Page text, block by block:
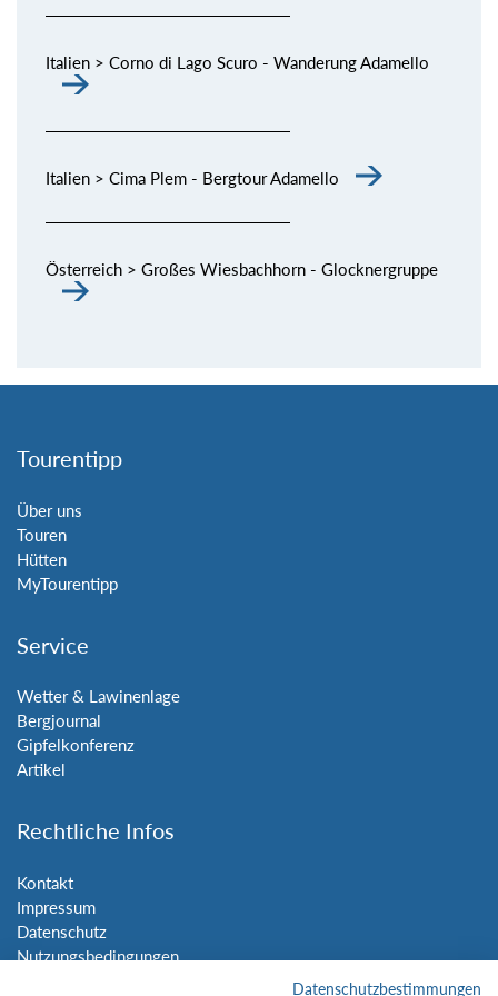
Italien > Corno di Lago Scuro - Wanderung Adamello
Italien > Cima Plem - Bergtour Adamello
Österreich > Großes Wiesbachhorn - Glocknergruppe
Tourentipp
Über uns
Touren
Hütten
MyTourentipp
Service
Wetter & Lawinenlage
Bergjournal
Gipfelkonferenz
Artikel
Rechtliche Infos
Kontakt
Impressum
Datenschutz
Nutzungsbedingungen
Datenschutzbestimmungen